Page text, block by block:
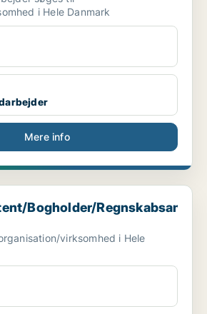
i Hele Danmark
Mere info
Regnskabsansvarlig elle...
Bogholder/
virksomhed i Hele